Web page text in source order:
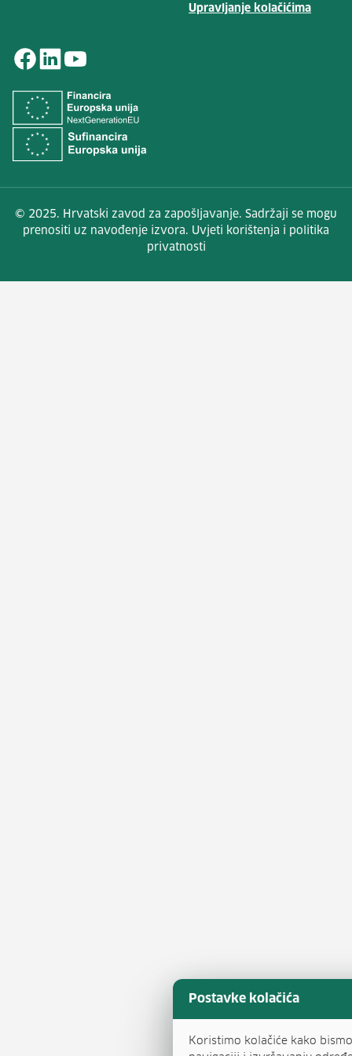
Postavke kolačića
Koristimo kolačiće kako
Upravljanje kolačićima
© 2025. Hrvatski zavod za zapošljavanje. Sadržaji se mogu
prenositi uz navođenje izvora. Uvjeti korištenja i politika
privatnosti